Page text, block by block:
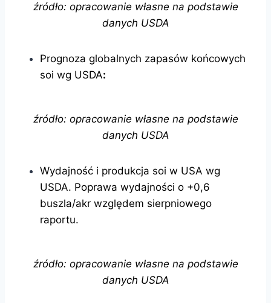
źródło: opracowanie własne na podstawie
danych USDA
Prognoza globalnych zapasów końcowych
soi wg USDA:
źródło: opracowanie własne na podstawie
danych USDA
Wydajność i produkcja soi w USA wg
USDA. Poprawa wydajności o +0,6
buszla/akr względem sierpniowego
raportu.
źródło: opracowanie własne na podstawie
danych USDA